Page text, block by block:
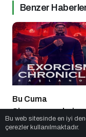
Benzer
Bu Cuma
Sinemaseverleri
Bekleyen Yepyeni
Kültür Sanat 1
Bu web sitesinde en iyi
çerezler kullanılmaktadır.